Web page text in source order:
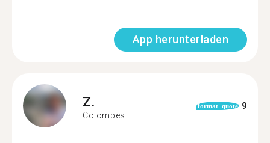
App herunterladen
Z.
Colombes
format_quote 9